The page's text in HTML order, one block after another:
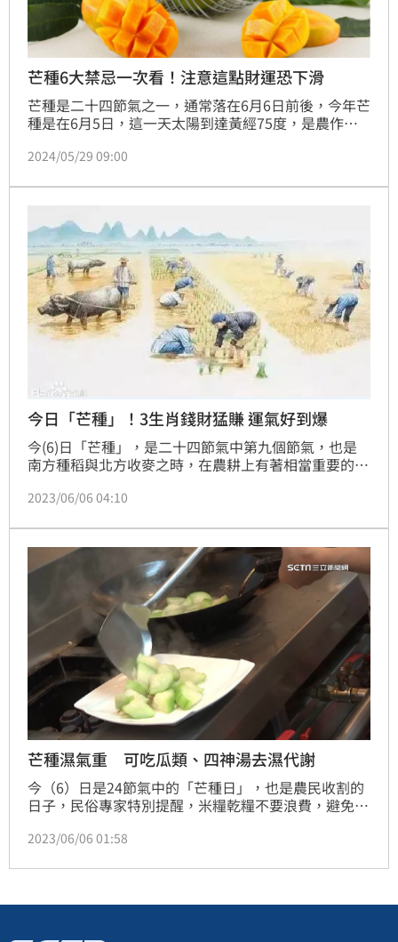
芒種6大禁忌一次看！注意這點財運恐下滑
芒種是二十四節氣之一，通常落在6月6日前後，今年芒
種是在6月5日，這一天太陽到達黃經75度，是農作物
名來自於這時的稻子已經結實成「種」，而稻穀上也長
2024/05/29 09:00
今日「芒種」！3生肖錢財猛賺 運氣好到爆
今(6)日「芒種」，是二十四節氣中第九個節氣，也是
南方種稻與北方收麥之時，在農耕上有著相當重要的意
所獲，「種」有所得；很幸運的，有些人將於芒種之日
學》特別分享：6月6日運氣好到爆，3生肖錢財猛賺喜
事成堆；快來瞧瞧，自己的好運是不是就要來了！（記
者唐家興）
2023/06/06 04:10
芒種濕氣重 可吃瓜類、四神湯去濕代謝
今（6）日是24節氣中的「芒種日」，也是農民收割的
日子，民俗專家特別提醒，米糧乾糧不要浪費，避免減
多吃瓜類，像絲瓜、黃瓜等食材，帶走體內多餘的水
效果。
2023/06/06 01:58